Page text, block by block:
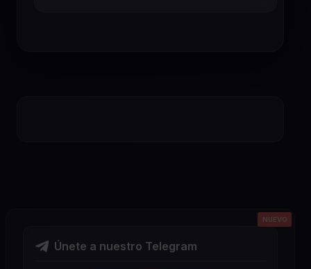
Únete a nuestro Telegram
NUEVO
NUEVO
NUEVO
NUEVO
NUEVO